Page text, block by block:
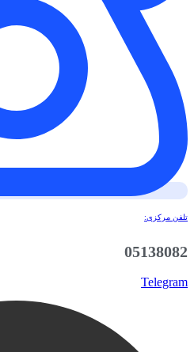
تلفن مرکزی:
05138082
Telegram